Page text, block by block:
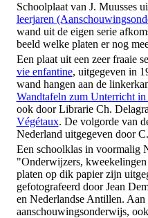
Schoolplaat van J. Muusses
leerjaren
wand uit de eigen serie
beeld welke platen er nog
Een plaat uit een zeer fraaie
vie enfantine, uitgegeven in
wand hangen aan de
Wandtafeln zum Unterricht
ook door Librarie Ch.
Végétaux. De volgorde van
Nederland uitgegeven door
Een schoolklas in voormalig
"Onderwijzers,
platen op dik papier zijn
gefotografeerd door Jean
en Nederlandse Antillen.
aanschouwingsonderwijs,